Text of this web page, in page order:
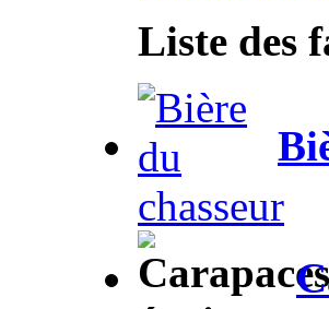
Liste des